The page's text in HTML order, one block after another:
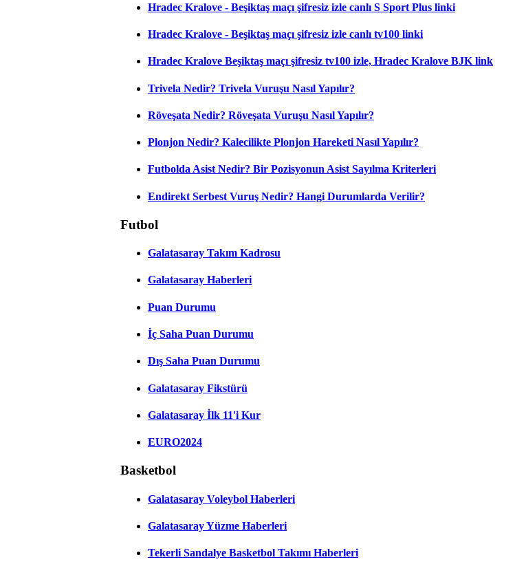
Hradec Kralove - Beşiktaş maçı şifresiz izle canlı S Sport Plus linki
Hradec Kralove - Beşiktaş maçı şifresiz izle canlı tv100 linki
Hradec Kralove Beşiktaş maçı şifresiz tv100 izle, Hradec Kralove BJK link
Trivela Nedir? Trivela Vuruşu Nasıl Yapılır?
Röveşata Nedir? Röveşata Vuruşu Nasıl Yapılır?
Plonjon Nedir? Kalecilikte Plonjon Hareketi Nasıl Yapılır?
Futbolda Asist Nedir? Bir Pozisyonun Asist Sayılma Kriterleri
Endirekt Serbest Vuruş Nedir? Hangi Durumlarda Verilir?
Futbol
Galatasaray Takım Kadrosu
Galatasaray Haberleri
Puan Durumu
İç Saha Puan Durumu
Dış Saha Puan Durumu
Galatasaray Fikstürü
Galatasaray İlk 11'i Kur
EURO2024
Basketbol
Galatasaray Voleybol Haberleri
Galatasaray Yüzme Haberleri
Tekerli Sandalye Basketbol Takımı Haberleri